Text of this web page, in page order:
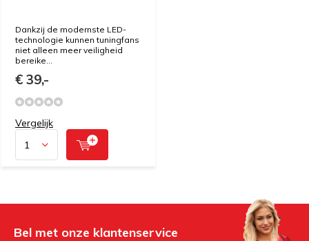
Dankzij de modernste LED-
technologie kunnen tuningfans
niet alleen meer veiligheid
bereike...
€ 39,-
Vergelijk
Bel met onze klantenservice